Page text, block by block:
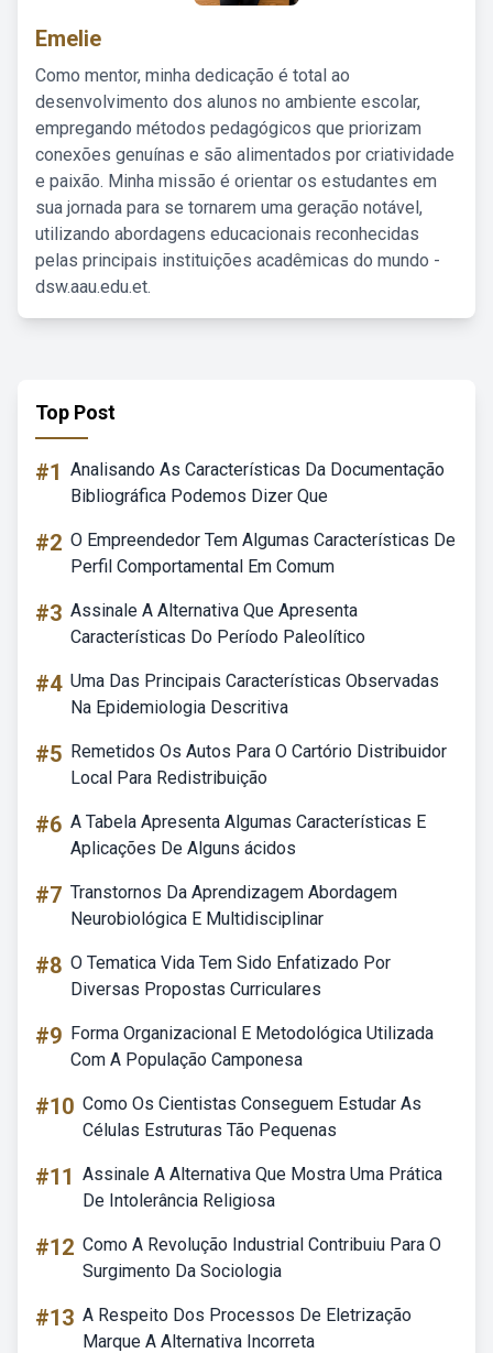
Emelie
Como mentor, minha dedicação é total ao
desenvolvimento dos alunos no ambiente escolar,
empregando métodos pedagógicos que priorizam
conexões genuínas e são alimentados por criatividade
e paixão. Minha missão é orientar os estudantes em
sua jornada para se tornarem uma geração notável,
utilizando abordagens educacionais reconhecidas
pelas principais instituições acadêmicas do mundo -
dsw.aau.edu.et.
Top Post
#1 Analisando As Características Da Documentação
Bibliográfica Podemos Dizer Que
#2 O Empreendedor Tem Algumas Características De
Perfil Comportamental Em Comum
#3 Assinale A Alternativa Que Apresenta
Características Do Período Paleolítico
#4 Uma Das Principais Características Observadas
Na Epidemiologia Descritiva
#5 Remetidos Os Autos Para O Cartório Distribuidor
Local Para Redistribuição
#6 A Tabela Apresenta Algumas Características E
Aplicações De Alguns ácidos
#7 Transtornos Da Aprendizagem Abordagem
Neurobiológica E Multidisciplinar
#8 O Tematica Vida Tem Sido Enfatizado Por
Diversas Propostas Curriculares
#9 Forma Organizacional E Metodológica Utilizada
Com A População Camponesa
#10 Como Os Cientistas Conseguem Estudar As
Células Estruturas Tão Pequenas
#11 Assinale A Alternativa Que Mostra Uma Prática
De Intolerância Religiosa
#12 Como A Revolução Industrial Contribuiu Para O
Surgimento Da Sociologia
#13 A Respeito Dos Processos De Eletrização
Marque A Alternativa Incorreta